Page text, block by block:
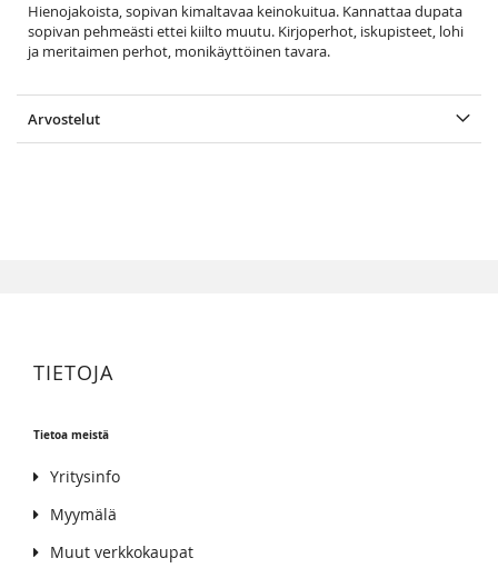
Hienojakoista, sopivan kimaltavaa keinokuitua. Kannattaa dupata
sopivan pehmeästi ettei kiilto muutu. Kirjoperhot, iskupisteet, lohi
ja meritaimen perhot, monikäyttöinen tavara.
Arvostelut
TIETOJA
Tietoa meistä
Yritysinfo
Myymälä
Muut verkkokaupat